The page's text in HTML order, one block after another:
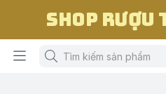
Shop Rượu